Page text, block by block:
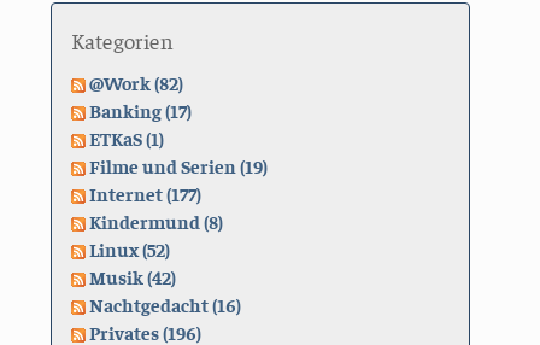
Kategorien
@Work (82)
Banking (17)
ETKaS (1)
Filme und Serien (19)
Internet (177)
Kindermund (8)
Linux (52)
Musik (42)
Nachtgedacht (16)
Privates (196)